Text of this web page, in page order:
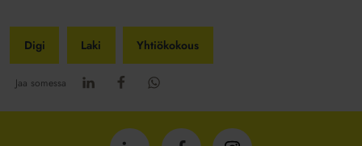
Digi Laki Yhtiökokous
Jaa somessa